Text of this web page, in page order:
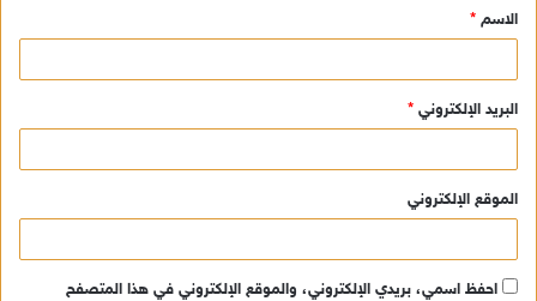
*
الاسم *
البريد الإلكتروني *
الموقع الإلكتروني
احفظ اسمي، بريدي الإلكتروني، والموقع الإلكتروني في هذا المتصفح